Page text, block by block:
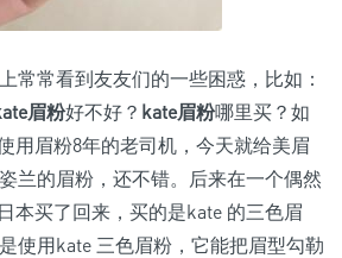
常常看到友友们的一些困惑，比如：
眉粉好不好？ kate眉粉哪里买？如
用眉粉8年的老司机，今天就给美眉
兰的眉粉，还不错。后来在一个偶然
本买了回来，买的是kate 的三色眉
使用kate 三色眉粉，它能把眉型勾勒